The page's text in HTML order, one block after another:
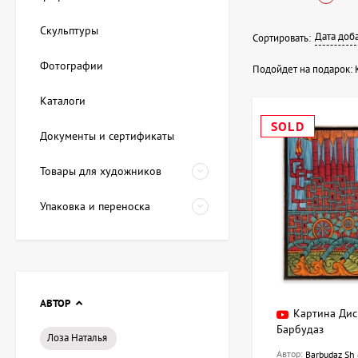
Тематика и
Красивая
оттенки, для
купить
красивая
подарок
ArtDom
пожеланием. На
Сортировать: Дата
Подойдет на подарок:
SOLD
Картина
Барбудаз
Автор: Barbudaz Sh
Скульптуры
Фотографии
Каталоги
Документы и сертификаты
Товары для художников
Упаковка и переноска
АВТОР
Лоза Наталья